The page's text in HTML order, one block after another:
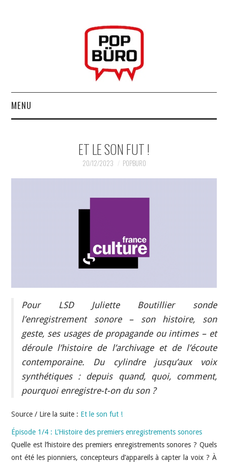
MENU
MUSIQUESACTUELLES.NET
GABBA GABBA HEY !
ET LE SON FUT !
20/12/2023 POPBURO
Pour LSD Juliette Boutillier sonde
l’enregistrement sonore – son histoire, son
geste, ses usages de propagande ou intimes – et
déroule l’histoire de l’archivage et de l’écoute
contemporaine. Du cylindre jusqu’aux voix
synthétiques : depuis quand, quoi, comment,
pourquoi enregistre-t-on du son ?
Source / Lire la suite : Et le son fut !
Épisode 1/4 : L’Histoire des premiers enregistrements sonores
Quelle est l’histoire des premiers enregistrements sonores ? Quels
ont été les pionniers, concepteurs d’appareils à capter la voix ? À